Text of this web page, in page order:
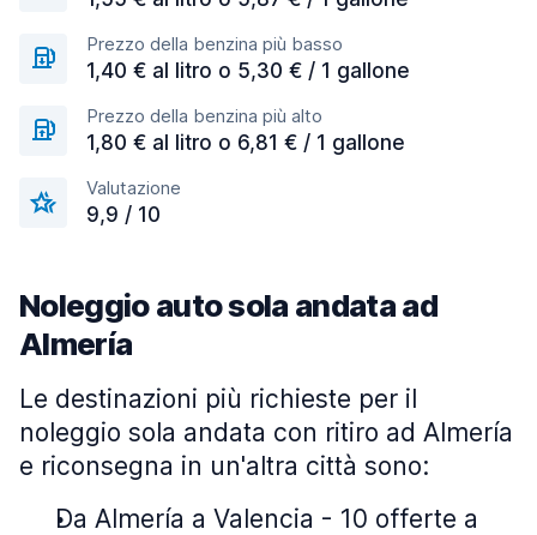
Prezzo della benzina più basso
1,40 € al litro o 5,30 € / 1 gallone
Prezzo della benzina più alto
1,80 € al litro o 6,81 € / 1 gallone
Valutazione
9,9 / 10
Noleggio auto sola andata ad
Almería
Le destinazioni più richieste per il
noleggio sola andata con ritiro ad Almería
e riconsegna in un'altra città sono:
Da Almería a Valencia - 10 offerte a